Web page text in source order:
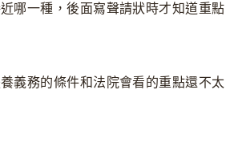
哪一種，後面寫聲請狀時才知道重點
義務的條件和法院會看的重點還不太